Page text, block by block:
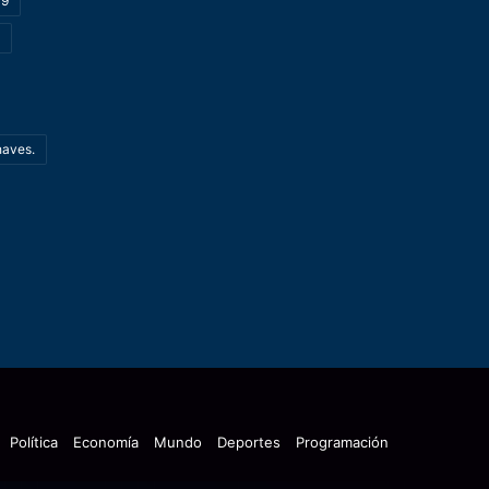
Política Economía Mundo Deportes Programación